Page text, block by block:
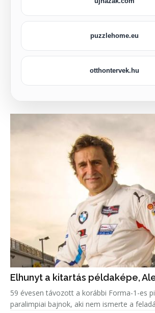
puzzlehome.eu
otthontervek.hu
Elhunyt a kitartás példaképe,
59 évesen távozott a korábbi Forma-1-es
paralimpiai bajnok, aki nem ismerte a